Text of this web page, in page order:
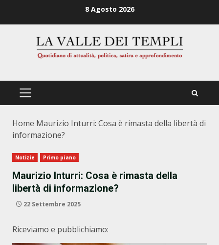
8 Agosto 2026
PRIMÄRES
Home Maurizio Inturri: Cosa è rimasta della libertà di
informazione?
Notizie Primo piano
Maurizio Inturri: Cosa è rimasta della
libertà di informazione?
22 Settembre 2025
Riceviamo e pubblichiamo: